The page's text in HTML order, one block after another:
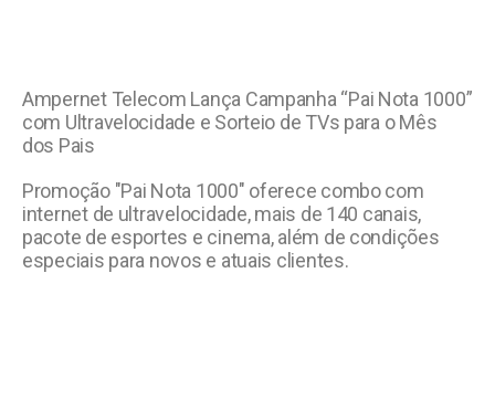
Ampernet Telecom Lança Campanha “Pai Nota 1000”
com Ultravelocidade e Sorteio de TVs para o Mês
dos Pais
Promoção "Pai Nota 1000" oferece combo com
internet de ultravelocidade, mais de 140 canais,
pacote de esportes e cinema, além de condições
especiais para novos e atuais clientes.